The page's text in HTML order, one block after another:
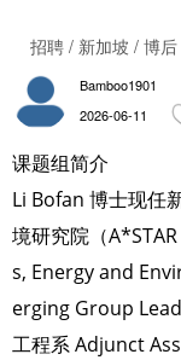
招聘 / 新加坡 / 博后
Bamboo1901
2026-06-11
课题组简介
Li Bofan 博士现任
境研究院（
s, Energy and
erging Group
工程系 Adjunct